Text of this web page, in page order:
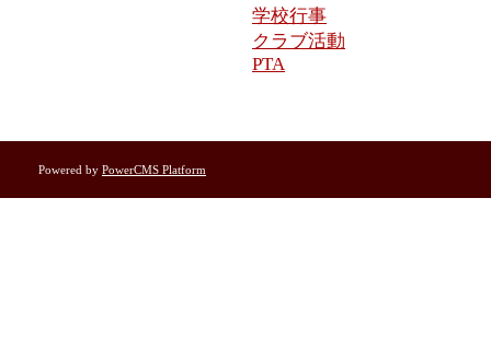
学校行事
クラブ活動
PTA
Powered by PowerCMS Platform